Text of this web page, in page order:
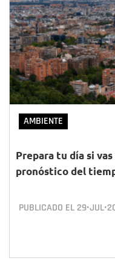
AMBIENTE
Prepara tu día si
pronóstico del
PUBLICADO EL